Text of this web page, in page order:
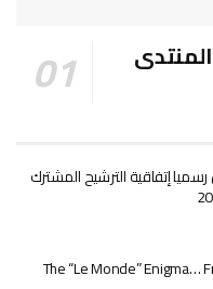
إتفاقية الترشيح المشترك
The “Le Monde” Enigma…